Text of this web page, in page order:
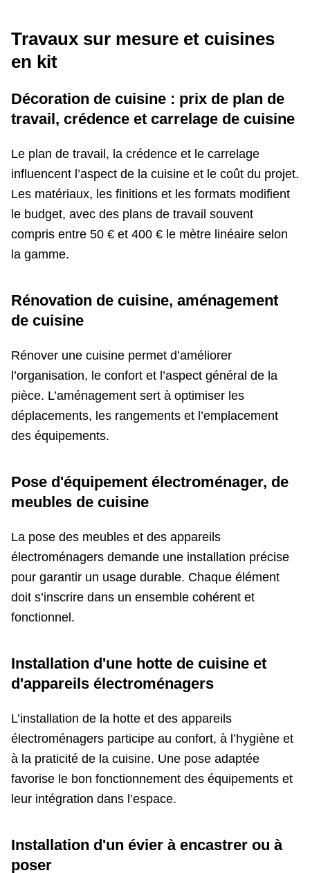
Travaux sur mesure et cuisines
en kit
Décoration de cuisine : prix de plan de
travail, crédence et carrelage de cuisine
Le plan de travail, la crédence et le carrelage
influencent l’aspect de la cuisine et le coût du projet.
Les matériaux, les finitions et les formats modifient
le budget, avec des plans de travail souvent
compris entre 50 € et 400 € le mètre linéaire selon
la gamme.
Rénovation de cuisine, aménagement
de cuisine
Rénover une cuisine permet d’améliorer
l’organisation, le confort et l’aspect général de la
pièce. L’aménagement sert à optimiser les
déplacements, les rangements et l’emplacement
des équipements.
Pose d'équipement électroménager, de
meubles de cuisine
La pose des meubles et des appareils
électroménagers demande une installation précise
pour garantir un usage durable. Chaque élément
doit s’inscrire dans un ensemble cohérent et
fonctionnel.
Installation d'une hotte de cuisine et
d'appareils électroménagers
L’installation de la hotte et des appareils
électroménagers participe au confort, à l’hygiène et
à la praticité de la cuisine. Une pose adaptée
favorise le bon fonctionnement des équipements et
leur intégration dans l’espace.
Installation d'un évier à encastrer ou à
poser